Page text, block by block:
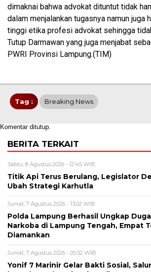
dimaknai bahwa advokat dituntut tidak
dalam menjalankan tugasnya namun juga
tinggi etika profesi advokat sehingga
Tutup Darmawan yang juga menjabat
PWRI Provinsi Lampung.(TIM)
Tag : Breaking News
Komentar ditutup.
BERITA TERKAIT
Sabtu, 8 Agustus 2026 - 12:45 WIB
Titik Api Terus Berulang, Legislator
Ubah Strategi Karhutla
Jumat, 7 Agustus 2026 - 13:02 WIB
Polda Lampung Berhasil Ungkap
Narkoba di Lampung Tengah, Empat
Diamankan
Jumat, 7 Agustus 2026 - 05:52 WIB
Yonif 7 Marinir Gelar Bakti Sosial,